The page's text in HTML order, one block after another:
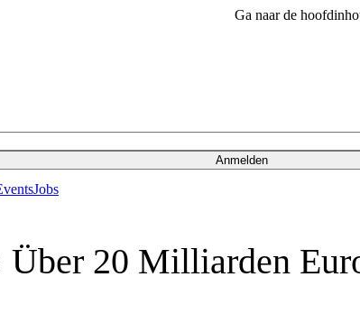
Ga naar de
Anmelden
Jobs
20 Milliarden